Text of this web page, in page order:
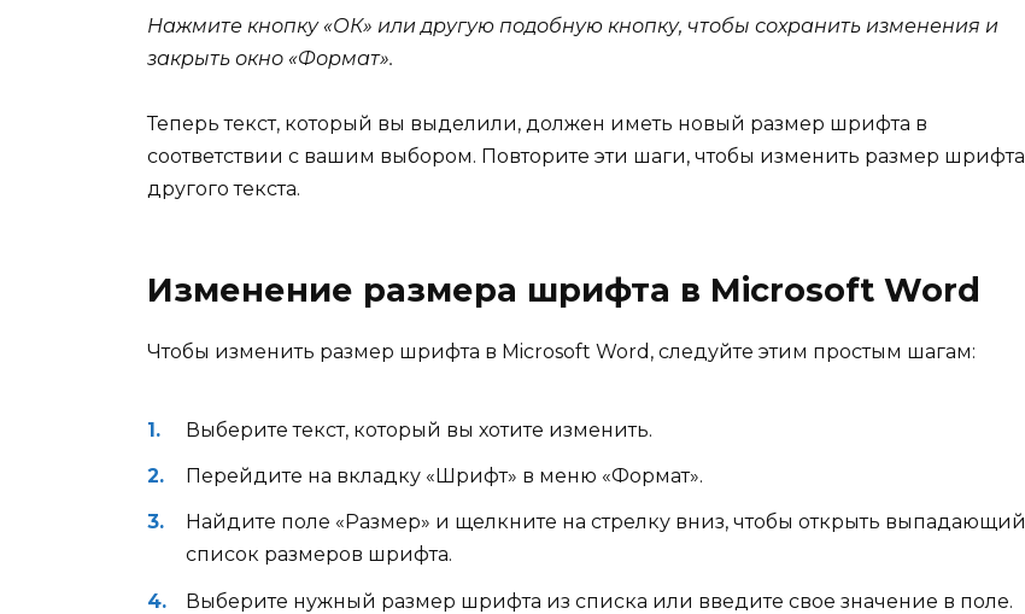
Нажмите кнопку «ОК» или другую подобную кнопку, чтобы сохранить изменения и
закрыть окно «Формат».
Теперь текст, который вы выделили, должен иметь новый размер шрифта в
соответствии с вашим выбором. Повторите эти шаги, чтобы изменить размер шрифта
другого текста.
Изменение размера шрифта в Microsoft Word
Чтобы изменить размер шрифта в Microsoft Word, следуйте этим простым шагам:
Выберите текст, который вы хотите изменить.
Перейдите на вкладку «Шрифт» в меню «Формат».
Найдите поле «Размер» и щелкните на стрелку вниз, чтобы открыть выпадающий
список размеров шрифта.
Выберите нужный размер шрифта из списка или введите свое значение в поле.